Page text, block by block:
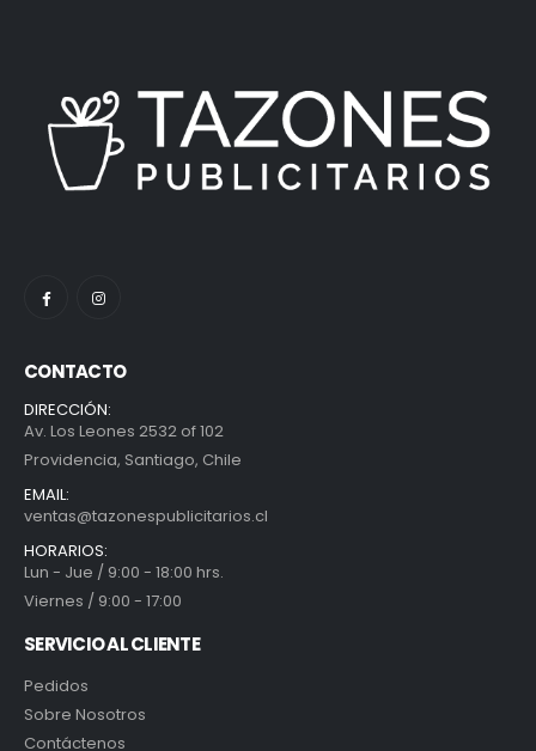
CONTACTO
DIRECCIÓN:
Av. Los Leones 2532 of 102
Providencia, Santiago, Chile
EMAIL:
ventas@tazonespublicitarios.cl
HORARIOS:
Lun - Jue / 9:00 - 18:00 hrs.
Viernes / 9:00 - 17:00
SERVICIO AL CLIENTE
Pedidos
Sobre Nosotros
Contáctenos